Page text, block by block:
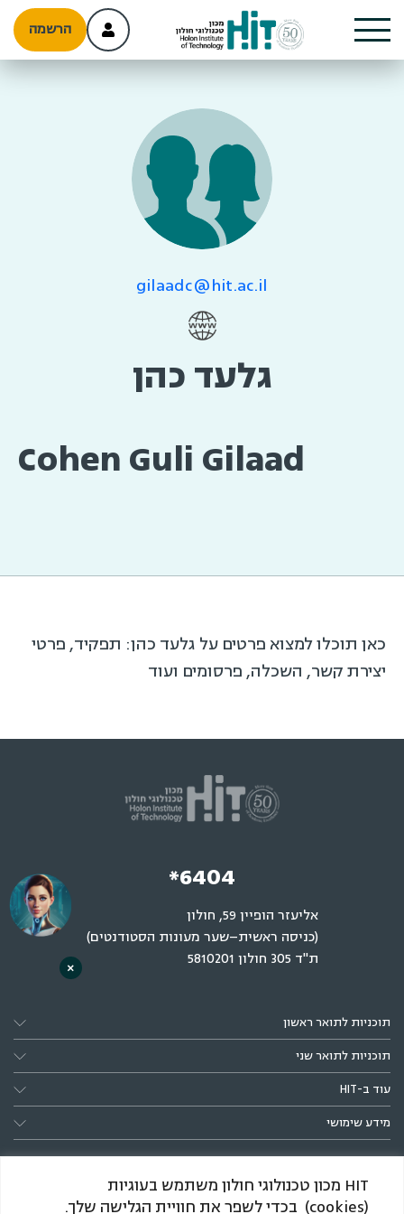
HIT מכון טכנולוגי חולון משתמש בעוגיות
(cookies) בכדי לשפר את חוויית הגלישה שלך.
הרשמה
gilaadc@hit.ac.il
גלעד כהן
Cohen Guli Gilaad
כאן תוכלו למצוא פרטים על גלעד כהן: תפקיד, פרטי
יצירת קשר, השכלה, פרסומים ועוד
*6404
אליעזר הופיין 59, חולון
(כניסה ראשית–שער מעונות הסטודנטים)
ת"ד 305 חולון 5810201
תוכניות לתואר ראשון
תוכניות לתואר שני
עוד ב-HIT
מידע שימושי
×